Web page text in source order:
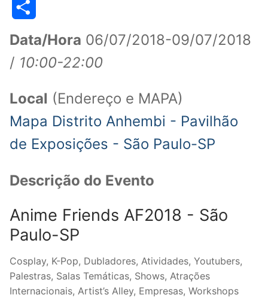
WhatsApp
Data/Hora 06/07/2018-09/07/2018
/ 10:00-22:00
Local (Endereço e MAPA)
Mapa Distrito Anhembi - Pavilhão
de Exposições - São Paulo-SP
Descrição do Evento
Anime Friends AF2018 - São
Paulo-SP
Cosplay, K-Pop, Dubladores, Atividades, Youtubers,
Palestras, Salas Temáticas, Shows, Atrações
Internacionais, Artist’s Alley, Empresas, Workshops